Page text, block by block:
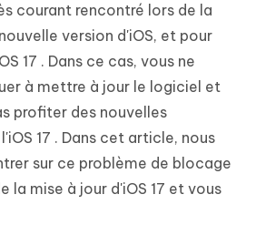
courant rencontré lors de la
version d'iOS, et pour
17 . Dans ce cas, vous ne
à mettre à jour le logiciel et
profiter des nouvelles
17 . Dans cet article, nous
sur ce problème de blocage
la mise à jour d'iOS 17 et vous